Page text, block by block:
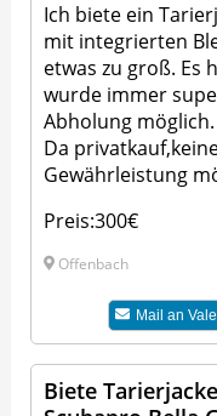
Ich biete ein
mit integrierten
etwas zu groß. Es
wurde immer
Abholung möglich.
Da
Gewährleistung
Preis:300€
Offenbach
Mail an
Biete